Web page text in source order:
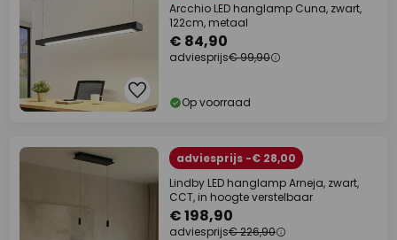
Arcchio LED hanglamp Cuna, zwart,
122cm, metaal
€ 84,90
adviesprijs€ 99,90
Op voorraad
adviesprijs -€ 28,00
Lindby LED hanglamp Arneja, zwart,
CCT, in hoogte verstelbaar
€ 198,90
adviesprijs€ 226,90